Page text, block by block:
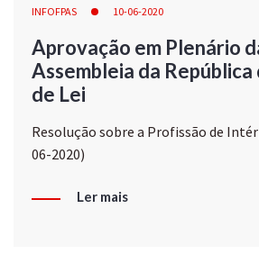
INFOFPAS 10-06-2020
Aprovação em Plenário
Assembleia da
de Lei
Resolução sobre a Profissão de
06-2020)
Ler mais